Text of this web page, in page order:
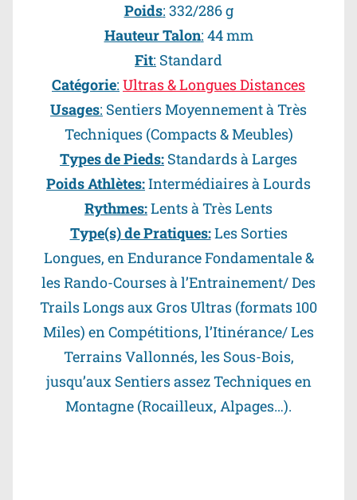
Poids: 332/286 g
Hauteur Talon: 44 mm
Fit: Standard
Catégorie: Ultras & Longues Distances
Usages: Sentiers Moyennement à Très
Techniques (Compacts & Meubles)
Types de Pieds: Standards à Larges
Poids Athlètes:Intermédiaires à Lourds
Rythmes:Lents à Très Lents
Type(s) de Pratiques:Les Sorties
Longues, en Endurance Fondamentale &
les Rando-Courses à l’Entrainement/ Des
Trails Longs aux Gros Ultras (formats 100
Miles) en Compétitions, l’Itinérance/ Les
Terrains Vallonnés, les Sous-Bois,
jusqu’aux Sentiers assez Techniques en
Montagne (Rocailleux, Alpages…).